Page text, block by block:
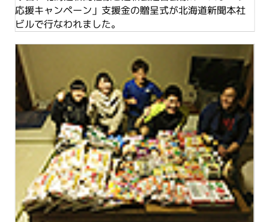
応援キャンペーン」支援金の贈呈式が北海道新聞本社
ビルで行なわれました。